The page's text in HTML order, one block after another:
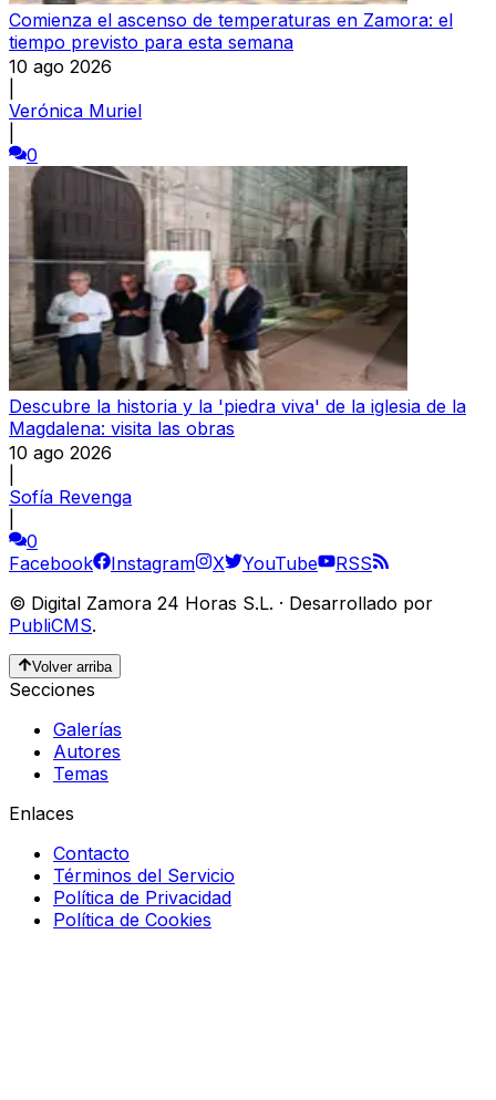
Comienza el ascenso de temperaturas en Zamora: el
tiempo previsto para esta semana
10 ago 2026
Verónica Muriel
0
Descubre la historia y la 'piedra viva' de la iglesia de la
Magdalena: visita las obras
10 ago 2026
Sofía Revenga
0
Facebook
Instagram X YouTube
RSS
© Digital Zamora 24 Horas S.L. · Desarrollado por
PubliCMS.
Volver arriba
Secciones
Galerías
Autores
Temas
Enlaces
Contacto
Términos del Servicio
Política de Privacidad
Política de Cookies